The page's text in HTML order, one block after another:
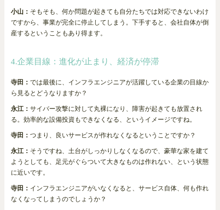
小山： そもそも、何か問題が起きても自分たちでは対応できないわけ
ですから、事業が完全に停止してしまう。下手すると、会社自体が倒
産するということもあり得ます。
4.企業目線：進化が止まり、経済が停滞
寺田： では最後に、インフラエンジニアが活躍している企業の目線か
ら見るとどうなりますか？
永江： サイバー攻撃に対して丸裸になり、障害が起きても放置され
る。効率的な設備投資もできなくなる、というイメージですね。
寺田： つまり、良いサービスが作れなくなるということですか？
永江： そうですね、土台がしっかりしなくなるので、豪華な家を建て
ようとしても、足元がぐらついて大きなものは作れない、という状態
に近いです。
寺田： インフラエンジニアがいなくなると、サービス自体、何も作れ
なくなってしまうのでしょうか？